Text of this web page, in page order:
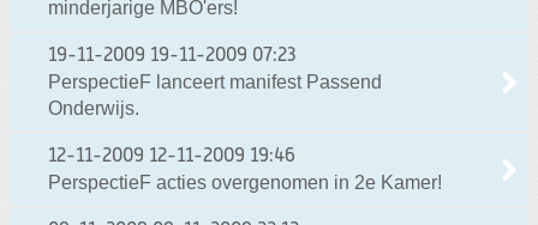
minderjarige MBO'ers!
19-11-2009 19-11-2009 07:23
PerspectieF lanceert manifest Passend
Onderwijs.
12-11-2009 12-11-2009 19:46
PerspectieF acties overgenomen in 2e Kamer!